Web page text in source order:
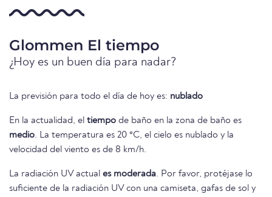
Glommen El tiempo
¿Hoy es un buen día para nadar?
La previsión para todo el día de hoy es: nublado
En la actualidad, el tiempo de baño en la zona de baño es
medio. La temperatura es 20 °C, el cielo es nublado y la
velocidad del viento es de 8 km/h.
La radiación UV actual es moderada. Por favor, protéjase lo
suficiente de la radiación UV con una camiseta, gafas de sol y